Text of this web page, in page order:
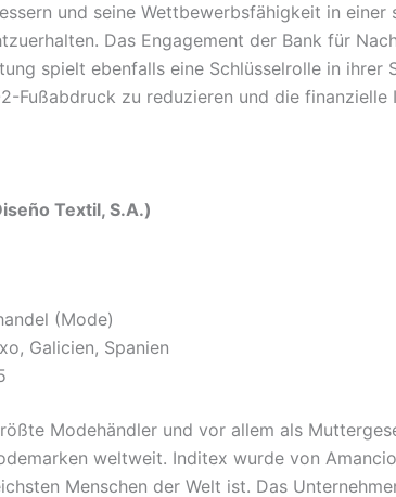
und seine Wettbewerbsfähigkeit in einer
Das Engagement der Bank für
spielt ebenfalls eine Schlüsselrolle in ihrer
Fußabdruck zu reduzieren und die finanzielle
Textil, S.A.)
(Mode)
Galicien, Spanien
Modehändler und vor allem als
weltweit. Inditex wurde von
Menschen der Welt ist. Das